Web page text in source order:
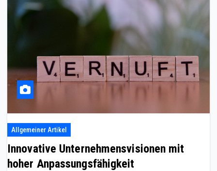
Allgemeiner Artikel
Innovative Unternehmensvisionen mit
hoher Anpassungsfähigkeit